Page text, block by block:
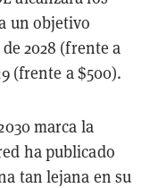
un objetivo
2028 (frente a
(frente a $500).
marca la
ha publicado
tan lejana en su